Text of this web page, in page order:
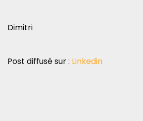
Dimitri
Post diffusé sur : Linkedin